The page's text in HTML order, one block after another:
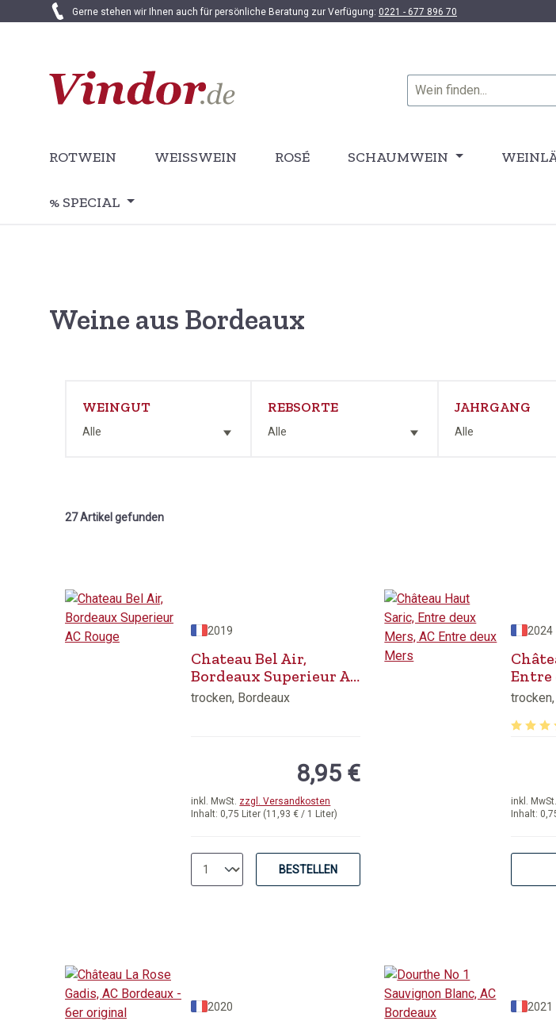
Hauptinhalt springen
Zur Suche springen
Zur Hauptnavigation springen
Gerne stehen wir Ihnen auch für persönliche Beratung zur Verfügung: 0221 - 677 896 70
ROTWEIN WEISSWEIN ROSÉ SCHAUMWEIN
% SPECIAL
Weine aus Bordeaux
WEINGUT
Alle
REBSORTE
Alle
JAHRGANG
Alle
27 Artikel gefunden
2019
Chateau Bel Air,
Bordeaux Superieur AC
Rouge
trocken, Bordeaux
Inhalt: 0,75 Liter (11,93 € / 1 Liter)
inkl. MwSt. zzgl. Versandkosten
8,95 €
BESTELLEN
2024
Entre
Entre
Inhalt:
inkl. MwSt.
2020 2021